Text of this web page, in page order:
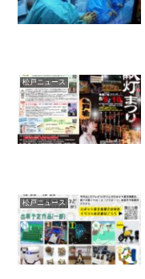
松戸ニュース
松戸ニュース